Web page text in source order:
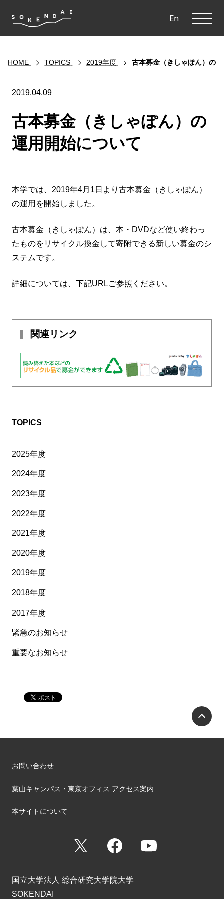
En
HOME TOPICS 2019年度 古本募金（きしゃぽん）の
2019.04.09
古本募金（きしゃぽん）の
運用開始について
本学では、2019年4月1日より古本募金（きしゃぽん）
の運用を開始しました。
古本募金（きしゃぽん）は、本・DVDなど使い終わっ
たものをリサイクル換金して寄附できる新しい募金のシ
ステムです。
詳細については、下記URLご参照ください。
関連リンク
TOPICS
2025年度
2024年度
2023年度
2022年度
2021年度
2020年度
2019年度
2018年度
2017年度
緊急のお知らせ
重要なお知らせ
お問い合わせ
葉山キャンパス・東京オフィス アクセス案内
本サイトについて
Facebook
国立大学法人 総合研究大学院大学
SOKENDAI